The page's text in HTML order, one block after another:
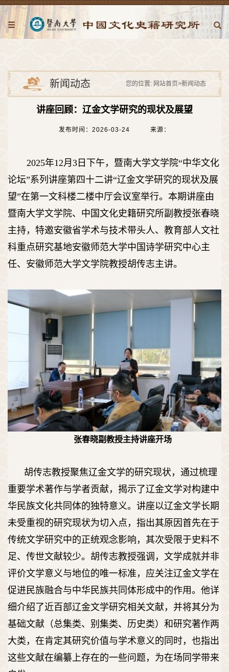
新闻动态 您的位置: 网站首页>新闻动态
讲座回顾：辽金文学研究的现状及展望
发布时间：2026-03-24 来源：
2025年12月3日下午，暨南大学文学院“中华文化
论坛”系列讲座第四十二讲“辽金文学研究的现状及展
望”在第一文科楼二楼中厅会议室举行。本期讲座由
暨南大学文学院、中国文化史籍研究所副教授张春晓
主持，特邀安徽省学术与技术带头人、教育部人文社
科重点研究基地安徽师范大学中国诗学研究中心主
任、安徽师范大学文学院教授胡传志主讲。
张春晓副教授主持讲座开场
胡传志教授聚焦辽金文学的研究现状，通过梳理
重要学术著作与学者贡献，揭示了辽金文学对构建中
华民族文化共同体的独特意义。讲座以辽金文学长期
未受重视的研究现状为切入点，指出其原因首先在于
传统文学研究中的正统观念影响，其次受限于史料不
足、传世文献较少。胡传志教授强调，文学成就并非
评价文学意义与地位的唯一标准，应关注辽金文学在
促进民族融合与中华民族共同体形成中的作用。他详
细介绍了近百部辽金文学研究相关文献，并将其分为
基础文献（总集类、别集类、历史类）和研究著作两
大类，在肯定其研究价值与学术意义的同时，也指出
这些文献在编纂上存在的一些问题，为在场同学带来